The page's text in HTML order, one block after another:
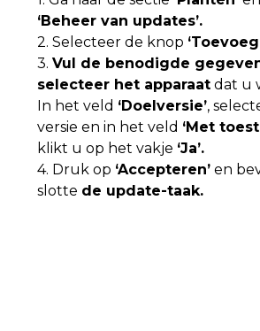
‘Beheer van updates’.
2. Selecteer de knop
3. Vul de benodigde
selecteer het apparaat dat u
In het veld ‘Doelversie’,
versie en in het veld ‘Met
klikt u op het vakje ‘Ja’.
4. Druk op ‘Accepteren’ en
slotte de update-taak.